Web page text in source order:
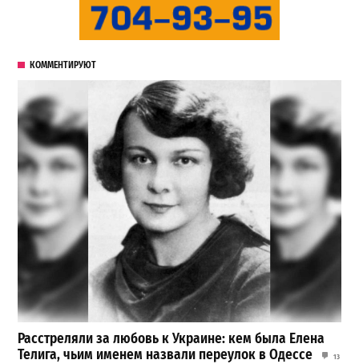
КОММЕНТИРУЮТ
Расстреляли за любовь к Украине: кем была Елена
Телига, чьим именем назвали переулок в Одессе
13